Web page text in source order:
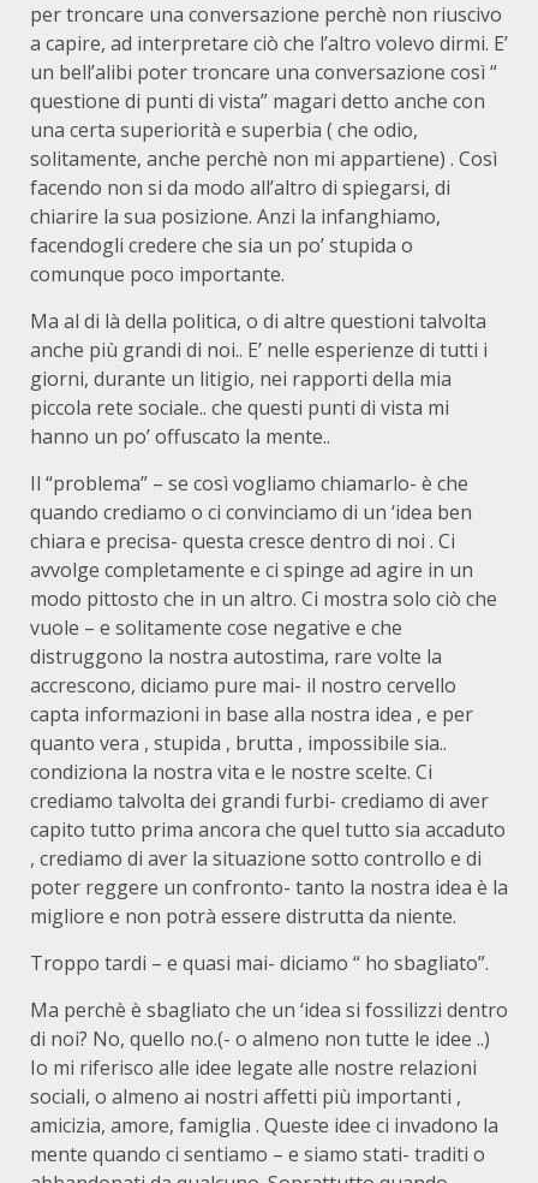
per troncare una conversazione perchè non riuscivo
a capire, ad interpretare ciò che l’altro volevo dirmi. E’
un bell’alibi poter troncare una conversazione così “
questione di punti di vista” magari detto anche con
una certa superiorità e superbia ( che odio,
solitamente, anche perchè non mi appartiene) . Così
facendo non si da modo all’altro di spiegarsi, di
chiarire la sua posizione. Anzi la infanghiamo,
facendogli credere che sia un po’ stupida o
comunque poco importante.
Ma al di là della politica, o di altre questioni talvolta
anche più grandi di noi.. E’ nelle esperienze di tutti i
giorni, durante un litigio, nei rapporti della mia
piccola rete sociale.. che questi punti di vista mi
hanno un po’ offuscato la mente..
Il “problema” – se così vogliamo chiamarlo- è che
quando crediamo o ci convinciamo di un ‘idea ben
chiara e precisa- questa cresce dentro di noi . Ci
avvolge completamente e ci spinge ad agire in un
modo pittosto che in un altro. Ci mostra solo ciò che
vuole – e solitamente cose negative e che
distruggono la nostra autostima, rare volte la
accrescono, diciamo pure mai- il nostro cervello
capta informazioni in base alla nostra idea , e per
quanto vera , stupida , brutta , impossibile sia..
condiziona la nostra vita e le nostre scelte. Ci
crediamo talvolta dei grandi furbi- crediamo di aver
capito tutto prima ancora che quel tutto sia accaduto
, crediamo di aver la situazione sotto controllo e di
poter reggere un confronto- tanto la nostra idea è la
migliore e non potrà essere distrutta da niente.
Troppo tardi – e quasi mai- diciamo “ ho sbagliato”.
Ma perchè è sbagliato che un ‘idea si fossilizzi dentro
di noi? No, quello no.(- o almeno non tutte le idee ..)
Io mi riferisco alle idee legate alle nostre relazioni
sociali, o almeno ai nostri affetti più importanti ,
amicizia, amore, famiglia . Queste idee ci invadono la
mente quando ci sentiamo – e siamo stati- traditi o